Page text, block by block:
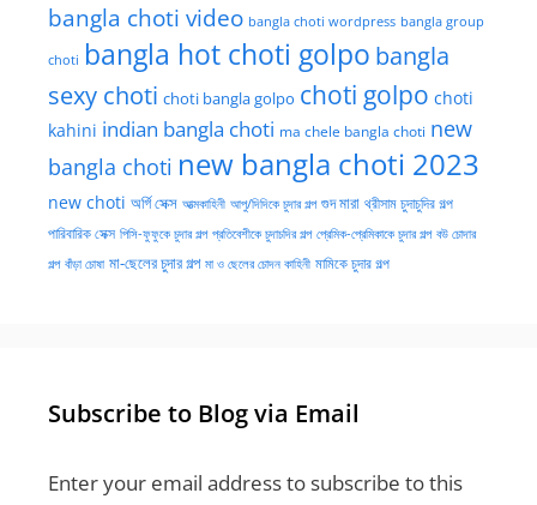
bangla choti video bangla choti wordpress bangla group
choti bangla hot choti golpo bangla
sexy choti choti bangla golpo choti golpo choti
kahini indian bangla choti ma chele bangla choti new
bangla choti new bangla choti 2023
new choti অর্গি সেক্স আত্মকাহিনী আপু/দিদিকে চুদার গল্প গুদ মারা থ্রীসাম চুদাচুদির গল্প
পারিবারিক সেক্স পিসি-ফুফুকে চুদার গল্প প্রতিবেশীকে চুদাচদির গল্প প্রেমিক-প্রেমিকাকে চুদার গল্প বউ চোদার
গল্প বাঁড়া চোষা মা-ছেলের চুদার গল্প মা ও ছেলের চোদন কাহিনী মামিকে চুদার গল্প
Subscribe to Blog via Email
Enter your email address to subscribe to this